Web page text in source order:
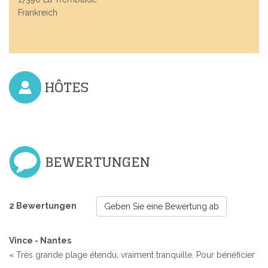
Frankreich
HÔTES
BEWERTUNGEN
2 Bewertungen Geben Sie eine Bewertung ab
Vince - Nantes
« Très grande plage étendu, vraiment tranquille. Pour bénéficier